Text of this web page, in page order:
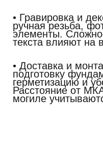
• Гравировка и
ручная резьба,
элементы.
текста влияют на
• Доставка и
подготовку
герметизацию и
Расстояние от
могиле